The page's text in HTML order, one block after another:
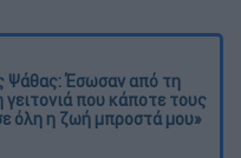
Ψάθας: Έσωσαν από τη
που κάποτε τους
όλη η ζωή μπροστά μου»